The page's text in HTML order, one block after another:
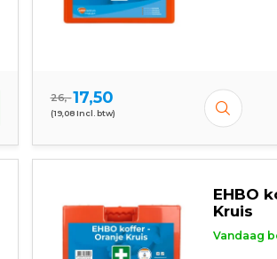
26,-17,50
(19,08 Incl. btw)
EHBO
Kruis
Vandaag